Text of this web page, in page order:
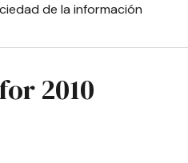
de la información
2010